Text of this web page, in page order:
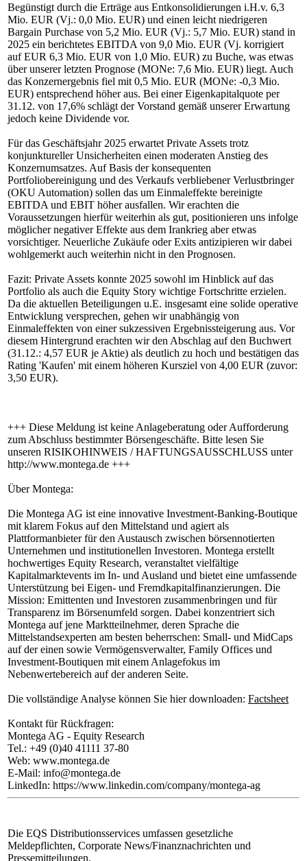
Begünstigt durch die Erträge aus Entkonsolidierungen i.H.v. 6,3
Mio. EUR (Vj.: 0,0 Mio. EUR) und einen leicht niedrigeren
Bargain Purchase von 5,2 Mio. EUR (Vj.: 5,7 Mio. EUR) stand in
2025 ein berichtetes EBITDA von 9,0 Mio. EUR (Vj. korrigiert
auf EUR 6,3 Mio. EUR von 1,0 Mio. EUR) zu Buche, was etwas
über unserer letzten Prognose (MONe: 7,6 Mio. EUR) liegt. Auch
das Konzernergebnis fiel mit 0,5 Mio. EUR (MONe: -0,3 Mio.
EUR) entsprechend höher aus. Bei einer Eigenkapitalquote per
31.12. von 17,6% schlägt der Vorstand gemäß unserer Erwartung
jedoch keine Dividende vor.
Für das Geschäftsjahr 2025 erwartet Private Assets trotz
konjunktureller Unsicherheiten einen moderaten Anstieg des
Konzernumsatzes. Auf Basis der konsequenten
Portfoliobereinigung und des Verkaufs verbliebener Verlustbringer
(OKU Automation) sollen das um Einmaleffekte bereinigte
EBITDA und EBIT höher ausfallen. Wir erachten die
Voraussetzungen hierfür weiterhin als gut, positionieren uns infolge
möglicher negativer Effekte aus dem Irankrieg aber etwas
vorsichtiger. Neuerliche Zukäufe oder Exits antizipieren wir dabei
wohlgemerkt auch weiterhin nicht in den Prognosen.
Fazit: Private Assets konnte 2025 sowohl im Hinblick auf das
Portfolio als auch die Equity Story wichtige Fortschritte erzielen.
Da die aktuellen Beteiligungen u.E. insgesamt eine solide operative
Entwicklung versprechen, gehen wir unabhängig von
Einmaleffekten von einer sukzessiven Ergebnissteigerung aus. Vor
diesem Hintergrund erachten wir den Abschlag auf den Buchwert
(31.12.: 4,57 EUR je Aktie) als deutlich zu hoch und bestätigen das
Rating 'Kaufen' mit einem höheren Kursziel von 4,00 EUR (zuvor:
3,50 EUR).
+++ Diese Meldung ist keine Anlageberatung oder Aufforderung
zum Abschluss bestimmter Börsengeschäfte. Bitte lesen Sie
unseren RISIKOHINWEIS / HAFTUNGSAUSSCHLUSS unter
http://www.montega.de +++
Über Montega:
Die Montega AG ist eine innovative Investment-Banking-Boutique
mit klarem Fokus auf den Mittelstand und agiert als
Plattformanbieter für den Austausch zwischen börsennotierten
Unternehmen und institutionellen Investoren. Montega erstellt
hochwertiges Equity Research, veranstaltet vielfältige
Kapitalmarktevents im In- und Ausland und bietet eine umfassende
Unterstützung bei Eigen- und Fremdkapitalfinanzierungen. Die
Mission: Emittenten und Investoren zusammenbringen und für
Transparenz im Börsenumfeld sorgen. Dabei konzentriert sich
Montega auf jene Marktteilnehmer, deren Sprache die
Mittelstandsexperten am besten beherrschen: Small- und MidCaps
auf der einen sowie Vermögensverwalter, Family Offices und
Investment-Boutiquen mit einem Anlagefokus im
Nebenwertebereich auf der anderen Seite.
Die vollständige Analyse können Sie hier downloaden: Factsheet
Kontakt für Rückfragen:
Montega AG - Equity Research
Tel.: +49 (0)40 41111 37-80
Web: www.montega.de
E-Mail: info@montega.de
LinkedIn: https://www.linkedin.com/company/montega-ag
Die EQS Distributionsservices umfassen gesetzliche
Meldepflichten, Corporate News/Finanznachrichten und
Pressemitteilungen.